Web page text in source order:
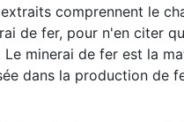
comprennent le
de fer, pour n'en citer
Le minerai de fer est la
dans la production de